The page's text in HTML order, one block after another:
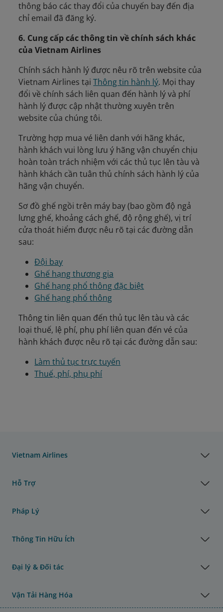
thông báo các thay đổi của chuyến bay đến địa
chỉ email đã đăng ký.
6. Cung cấp các thông tin về chính sách khác
của Vietnam Airlines
Chính sách hành lý được nêu rõ trên website của
Vietnam Airlines tạiThông tin hành lý. Mọi thay
đổi về chính sách liên quan đến hành lý và phí
hành lý được cập nhật thường xuyên trên
website của chúng tôi.
Trường hợp mua vé liên danh với hãng khác,
hành khách vui lòng lưu ý hãng vận chuyển chịu
hoàn toàn trách nhiệm với các thủ tục lên tàu và
hành khách cần tuân thủ chính sách hành lý của
hãng vận chuyển.
Sơ đồ ghế ngồi trên máy bay (bao gồm độ ngả
lưng ghế, khoảng cách ghế, độ rộng ghế), vị trí
cửa thoát hiểm được nêu rõ tại các đường dẫn
sau:
Đội bay
Ghế hạng thương gia
Ghế hạng phổ thông đặc biệt
Ghế hạng phổ thông
Thông tin liên quan đến thủ tục lên tàu và các
loại thuế, lệ phí, phụ phí liên quan đến vé của
hành khách được nêu rõ tại các đường dẫn sau:
Làm thủ tục trực tuyến
Thuế, phí, phụ phí
Vietnam Airlines
Hỗ Trợ
Pháp Lý
Thông Tin Hữu Ích
Đại lý & Đối tác
Vận Tải Hàng Hóa